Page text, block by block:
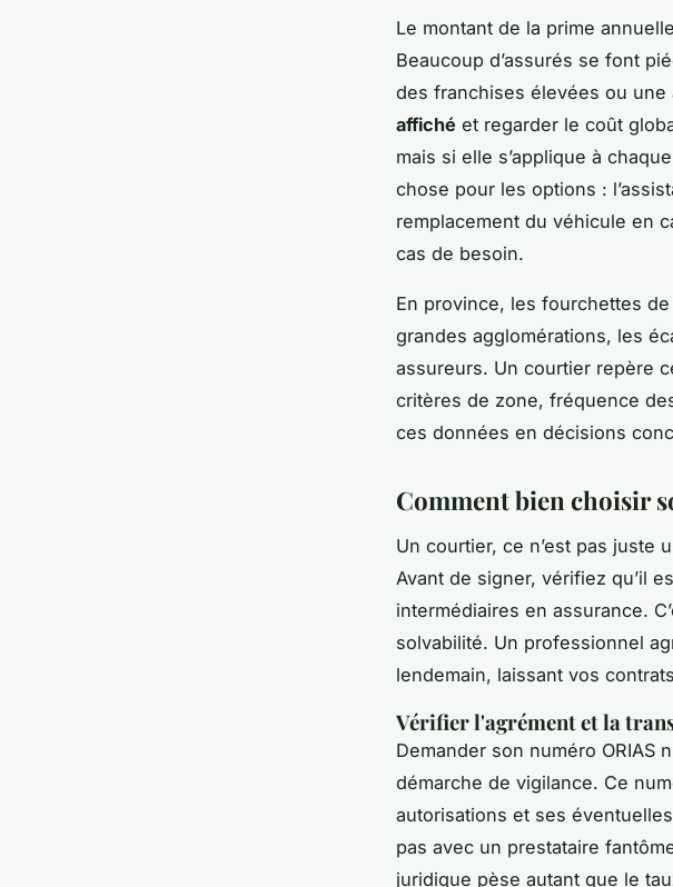
Le montant de la prime
Beaucoup d’assurés se font
des franchises élevées ou
affiché et regarder le coût
mais si elle s’applique à
chose pour les options :
remplacement du véhicule en
cas de besoin.
En province, les fourchettes
grandes agglomérations, les
assureurs. Un courtier repère
critères de zone, fréquence
ces données en décisions
Comment bien choisir
Un courtier, ce n’est pas juste
Avant de signer, vérifiez qu’il
intermédiaires en assurance.
solvabilité. Un professionnel
lendemain, laissant vos
Vérifier l'agrément et la
Demander son numéro ORIAS
démarche de vigilance. Ce
autorisations et ses
pas avec un prestataire
juridique pèse autant que le